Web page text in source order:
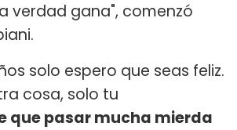
verdad gana", comenzó
solo espero que seas feliz.
cosa, solo tu
que pasar mucha mierda